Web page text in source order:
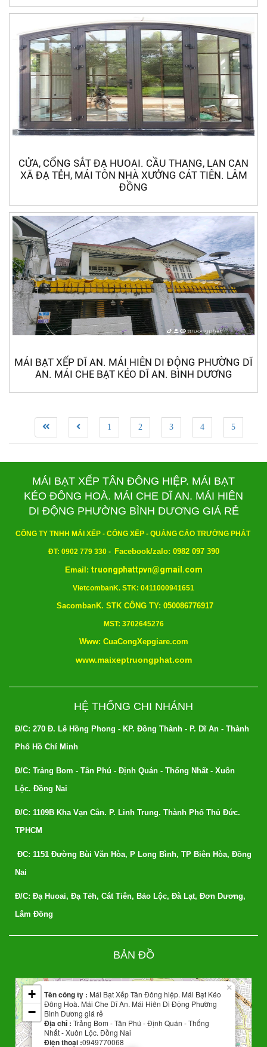
CỬA, CỔNG SẮT ĐẠ HUOAI. CẦU THANG, LAN CAN
XÃ ĐẠ TẺH, MÁI TÔN NHÀ XƯỞNG CÁT TIÊN. LÂM
ĐỒNG
MÁI BẠT XẾP DĨ AN. MÁI HIÊN DI ĐỘNG PHƯỜNG DĨ
AN. MÁI CHE BẠT KÉO DĨ AN. BÌNH DƯƠNG
1 2 3 4 5
MÁI BẠT XẾP TÂN ĐÔNG HIỆP. MÁI BẠT
KÉO ĐÔNG HOÀ. MÁI CHE DĨ AN. MÁI HIÊN
DI ĐỘNG PHƯỜNG BÌNH DƯƠNG GIÁ RẺ
CÔNG TY TNHH MÁI XẾP - CỔNG XẾP - QUẢNG CÁO TRƯỜNG PHÁT
ĐT: 0902 779 330 - Facebook/zalo: 0982 097 390
Email: truongphattpvn@gmail.com
VietcombanK. STK: 0411000941651
SacombanK. STK CÔNG TY: 050086776917
MST: 3702645276
Www: CuaCongXepgiare.com
www.maixeptruongphat.com
HỆ THỐNG CHI NHÁNH
Đ/C: 270 Đ. Lê Hồng Phong - KP. Đông Thành - P. Dĩ An - Thành
Phố Hồ Chí Minh
Đ/C: Trảng Bom - Tân Phú - Định Quán - Thống Nhất - Xuôn
Lộc. Đồng Nai
Đ/C: 1109B Kha Vạn Cân. P. Linh Trung. Thành Phố Thủ Đức.
TPHCM
ĐC: 1151 Đường Bùi Văn Hòa, P Long Bình, TP Biên Hòa, Đồng
Nai
Đ/C: Đạ Huoai, Đạ Tẻh, Cát Tiên, Bảo Lộc, Đà Lạt, Đơn Dương,
Lâm Đồng
BẢN ĐỒ
Tên công ty : Mái Bạt Xếp Tân Đông hiệp. Mái Bạt Kéo
Đông Hoà. Mái Che Dĩ An. Mái Hiên Di Động Phường
Bình Dương giá rẻ
Địa chỉ : Trảng Bom - Tân Phú - Định Quán - Thống
Nhất - Xuôn Lộc. Đồng Nai
Điện thoại :0949770068
×
+
−